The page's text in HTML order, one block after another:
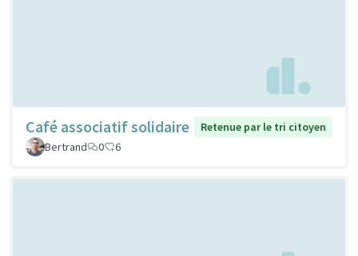
Café associatif solidaire
Retenue par le tri citoyen
Bertrand
0 6